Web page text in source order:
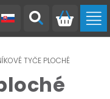
TYČE PLOCHÉ